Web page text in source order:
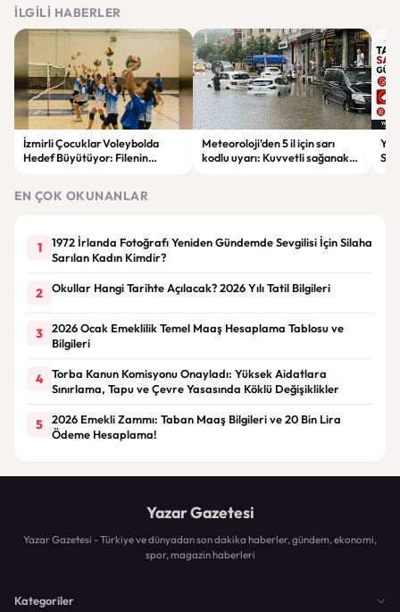
İLGILI HABERLER
İzmirli Çocuklar Voleybolda
Hedef Büyütüyor: Filenin
Meteoroloji'den 5 il için sarı
kodlu uyarı: Kuvvetli sağanak
EN ÇOK OKUNANLAR
1
1972 İrlanda Fotoğrafı Yeniden Gündemde Sevgilisi İçin Silaha
Sarılan Kadın Kimdir?
2 Okullar Hangi Tarihte Açılacak? 2026 Yılı Tatil Bilgileri
3
2026 Ocak Emeklilik Temel Maaş Hesaplama Tablosu ve
Bilgileri
4
Torba Kanun Komisyonu Onayladı: Yüksek Aidatlara
Sınırlama, Tapu ve Çevre Yasasında Köklü Değişiklikler
5
2026 Emekli Zammı: Taban Maaş Bilgileri ve 20 Bin Lira
Ödeme Hesaplama!
Yazar Gazetesi
Yazar Gazetesi - Türkiye ve dünyadan son dakika haberler, gündem, ekonomi,
spor, magazin haberleri
Kategoriler